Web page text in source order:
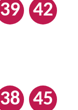
39 42
38 45